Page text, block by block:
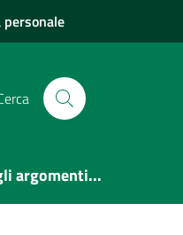
personale
argomenti...